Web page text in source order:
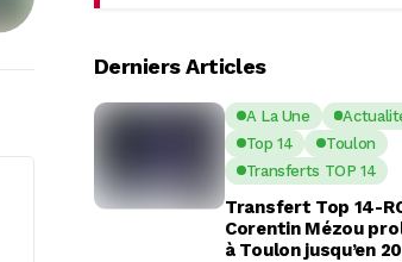
Derniers Articles
A La Une
Top 14
Toulon
Transferts TOP 14
Transfert Top 14-
Corentin Mézou
à Toulon jusqu’en